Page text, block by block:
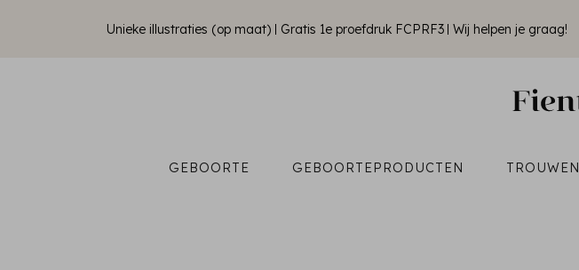
Unieke illustraties (op maat) Gratis 1e proefdruk FCPRF3 Wij helpen je graag!
GEBOORTE GEBOORTEPRODUCTEN TROUWEN